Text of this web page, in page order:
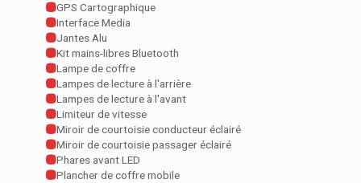
GPS Cartographique
Interface Media
Jantes Alu
Kit mains-libres Bluetooth
Lampe de coffre
Lampes de lecture à l'arrière
Lampes de lecture à l'avant
Limiteur de vitesse
Miroir de courtoisie conducteur éclairé
Miroir de courtoisie passager éclairé
Phares avant LED
Plancher de coffre mobile